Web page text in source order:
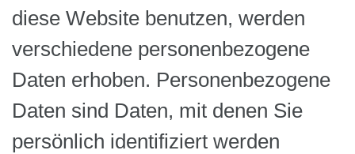
diese Website benutzen, werden
verschiedene personenbezogene
Daten erhoben. Personenbezogene
Daten sind Daten, mit denen Sie
persönlich identifiziert werden